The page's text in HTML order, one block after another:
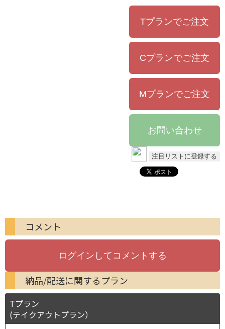
コメント
納品/配送に関するプラン
Tプラン
(テイクアウトプラン）